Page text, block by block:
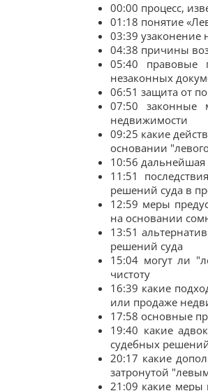
00:00 процесс,
01:18 понятие
03:39 узаконение
04:38 причины
05:40 правовые
незаконных
06:51 защита от
07:50 законные
недвижимости
09:25 какие
основании
10:56 дальнейшая
11:51
решений суда в
12:59 меры
на основании
13:51
решений суда
15:04 могут ли
чистоту
16:39 какие
или продаже
17:58 основные
19:40 какие
судебных
20:17 какие
затронутой
21:09 какие меры